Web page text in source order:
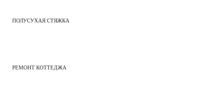
ПОЛУСУХАЯ СТЯЖКА
РЕМОНТ КОТТЕДЖА